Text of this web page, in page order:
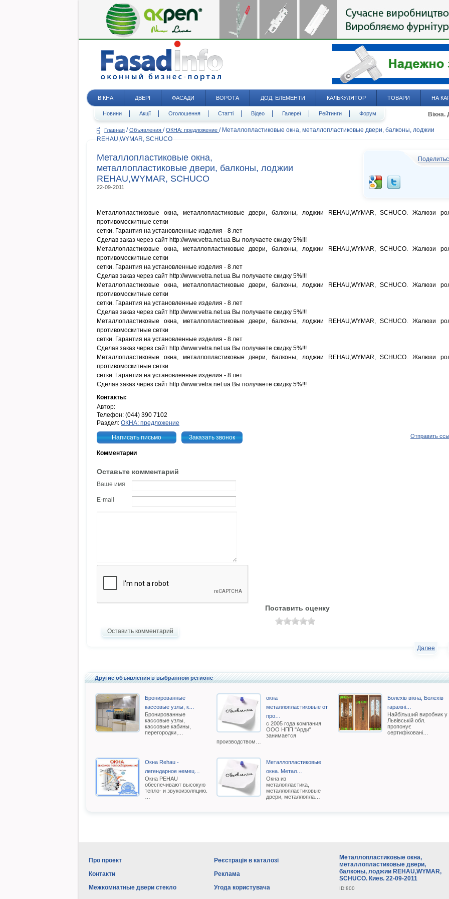
ВІКНА ДВЕРІ ФАСАДИ ВОРОТА ДОД. ЕЛЕМЕНТИ КАЛЬКУЛЯТОР ТОВАРИ НА
Новини Акції Оголошення Статті Відео Галереї Рейтинги Форум Вікна.
Главная / Объявления / ОКНА: предложение / Металлопластиковые окна, металлопластиковые двери, балконы, лоджии
REHAU,WYMAR, SCHUCO
Металлопластиковые окна,
металлопластиковые двери, балконы, лоджии
REHAU,WYMAR, SCHUCO
22-09-2011
Металлопластиковые окна, металлопластиковые двери, балконы, лоджии REHAU,WYMAR, SCHUCO. Жалюзи
противомоскитные сетки
сетки. Гарантия на установленные изделия - 8 лет
Сделав заказ через сайт http://www.vetra.net.ua Вы получаете скидку 5%!!!
Металлопластиковые окна, металлопластиковые двери, балконы, лоджии REHAU,WYMAR, SCHUCO. Жалюзи
противомоскитные сетки
сетки. Гарантия на установленные изделия - 8 лет
Сделав заказ через сайт http://www.vetra.net.ua Вы получаете скидку 5%!!!
Металлопластиковые окна, металлопластиковые двери, балконы, лоджии REHAU,WYMAR, SCHUCO. Жалюзи
противомоскитные сетки
сетки. Гарантия на установленные изделия - 8 лет
Сделав заказ через сайт http://www.vetra.net.ua Вы получаете скидку 5%!!!
Металлопластиковые окна, металлопластиковые двери, балконы, лоджии REHAU,WYMAR, SCHUCO. Жалюзи
противомоскитные сетки
сетки. Гарантия на установленные изделия - 8 лет
Сделав заказ через сайт http://www.vetra.net.ua Вы получаете скидку 5%!!!
Металлопластиковые окна, металлопластиковые двери, балконы, лоджии REHAU,WYMAR, SCHUCO. Жалюзи
противомоскитные сетки
сетки. Гарантия на установленные изделия - 8 лет
Сделав заказ через сайт http://www.vetra.net.ua Вы получаете скидку 5%!!!
Контакты:
Автор:
Телефон: (044) 390 7102
Раздел: ОКНА: предложение
Написать письмо Заказать звонок Отправить
Комментарии
Оставьте комментарий
Ваше имя
E-mail
Поставить оценку
Оставить комментарий
Далее
Другие объявления в выбранном регионе
Бронированные
кассовые узлы, к…
Бронированные
кассовые узлы,
кассовые кабины,
перегородки,…
окна
металлопластиковые от
про…
с 2005 года компания
ООО НПП "Арди"
занимается
производством…
Болехів вікна, Болехів
гаражні…
Найбільший виробник у
Львівській обл.
пропонує
сертифіковані…
Окна Rehau -
легендарное немец…
Oкна РEHAU
обеспечивают высокую
тепло- и звукоизоляцию.
Металлопластиковые
окна. Метал…
Окна из
металопластика,
металлопластиковые
двери, металлопла…
Про проект
Контакти
Межкомнатные двери стекло
Реєстрація в каталозі
Реклама
Угода користувача
Металлопластиковые окна,
металлопластиковые двери,
балконы, лоджии REHAU,WYMAR,
SCHUCO. Киев. 22-09-2011
ID:800